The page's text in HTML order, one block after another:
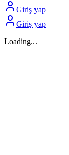
Giriş yap
Giriş yap
Loading...